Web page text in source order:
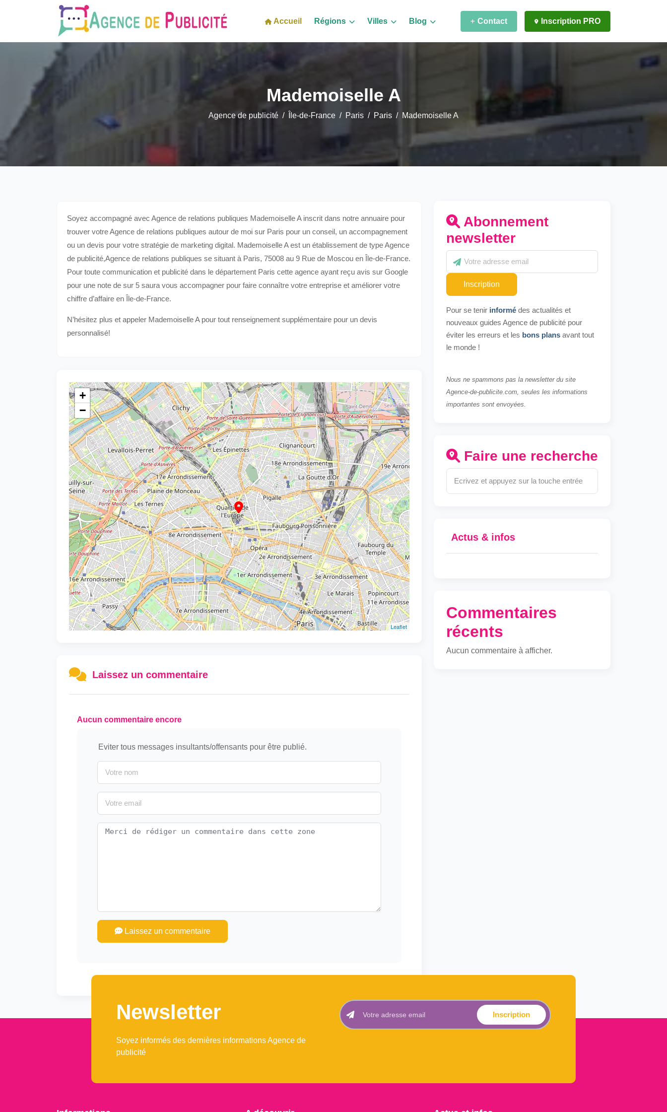
Accueil Régions Villes Blog Contact Inscription PRO
Mademoiselle A
Agence de publicité Île-de-France Paris Paris Mademoiselle A
Soyez accompagné avec Agence de relations publiques Mademoiselle A inscrit dans notre annuaire pour
trouver votre Agence de relations publiques autour de moi sur Paris pour un conseil, un accompagnement
ou un devis pour votre stratégie de marketing digital. Mademoiselle A est un établissement de type Agence
de publicité,Agence de relations publiques se situant à Paris, 75008 au 9 Rue de Moscou en Île-de-France.
Pour toute communication et publicité dans le département Paris cette agence ayant reçu avis sur Google
pour une note de sur 5 saura vous accompagner pour faire connaître votre entreprise et améliorer votre
chiffre d’affaire en Île-de-France.
N’hésitez plus et appeler Mademoiselle A pour tout renseignement supplémentaire pour un devis
personnalisé!
+
−
Leaflet
Laissez un commentaire
Aucun commentaire encore
Eviter tous messages insultants/offensants pour être publié.
Laissez un commentaire
Abonnement
newsletter
Inscription
Pour se tenir informé des actualités et
nouveaux guides Agence de publicité pour
éviter les erreurs et les bons plans avant tout
le monde !
Nous ne spammons pas la newsletter du site
Agence-de-publicite.com, seules les informations
importantes sont envoyées.
Faire une recherche
Actus & infos
Commentaires
récents
Aucun commentaire à afficher.
Newsletter
Soyez informés des dernières informations Agence de
publicité
Inscription